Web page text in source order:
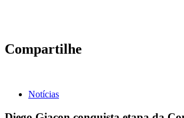
Compartilhe
Notícias